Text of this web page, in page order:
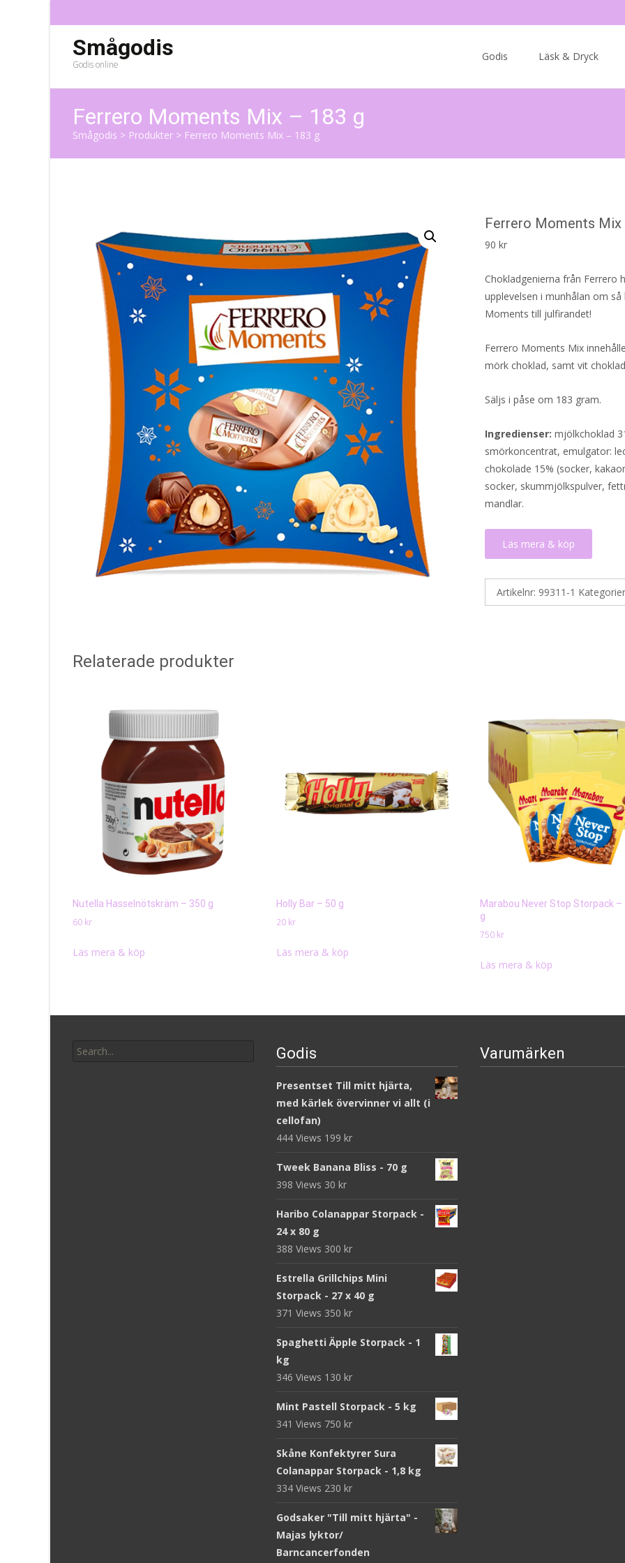
Smågodis
Godis online
Godis Läsk & Dryck
Ferrero Moments Mix – 183 g
Smågodis > Produkter > Ferrero Moments Mix – 183 g
Ferrero Moments Mix
90 kr
Chokladgenierna från Ferrero
upplevelsen i munhålan om
Moments till julfirandet!
Ferrero Moments Mix
mörk choklad, samt vit
Säljs i påse om 183 gram.
Ingredienser: mjölkchoklad
smörkoncentrat, emulgator:
chokolade 15% (socker,
socker, skummjölkspulver,
mandlar.
Läs mera & köp
Artikelnr: 99311-1
Relaterade produkter
Nutella Hasselnötskräm – 350 g
60 kr
Läs mera & köp
Holly Bar – 50 g
20 kr
Läs mera & köp
Marabou Never Stop Storpack –
g
750 kr
Läs mera & köp
for:
Godis
Presentset Till mitt hjärta,
med kärlek övervinner vi allt (i
cellofan)
444 Views 199 kr
Tweek Banana Bliss - 70 g
398 Views 30 kr
Haribo Colanappar Storpack -
24 x 80 g
388 Views 300 kr
Estrella Grillchips Mini
Storpack - 27 x 40 g
371 Views 350 kr
Spaghetti Äpple Storpack - 1
kg
346 Views 130 kr
Mint Pastell Storpack - 5 kg
341 Views 750 kr
Skåne Konfektyrer Sura
Colanappar Storpack - 1,8 kg
334 Views 230 kr
Godsaker "Till mitt hjärta" -
Majas lyktor/
Barncancerfonden
Varumärken